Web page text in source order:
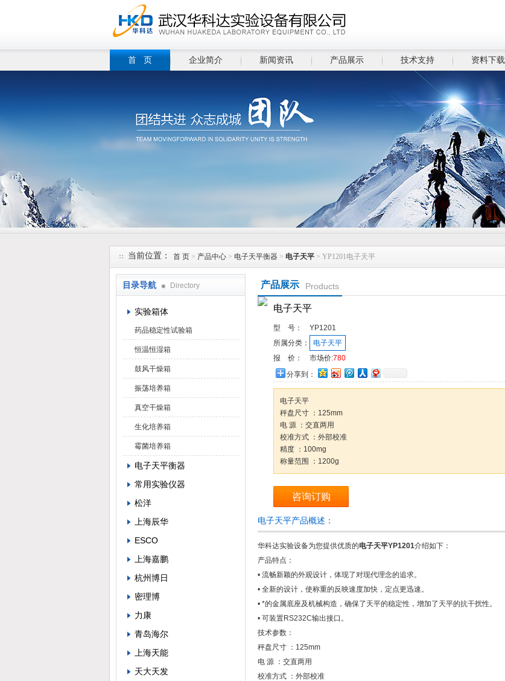
首 页 企业简介 新闻资讯 产品展示 技术支持 资料下载
当前位置： 首 页 > 产品中心 > 电子天平衡器 > 电子天平 > YP1201电子天平
目录导航 Directory
实验箱体
药品稳定性试验箱
恒温恒湿箱
鼓风干燥箱
振荡培养箱
真空干燥箱
生化培养箱
霉菌培养箱
电子天平衡器
常用实验仪器
松洋
上海辰华
ESCO
上海嘉鹏
杭州博日
密理博
力康
青岛海尔
上海天能
天大天发
产品展示 Products
电子天平
型 号：
YP1201
所属分类：
电子天平
报 价：
市场价:780
分享到：
电子天平
秤盘尺寸 ：125mm
电 源 ：交直两用
校准方式 ：外部校准
精度 ：100mg
称量范围 ：1200g
咨询订购
电子天平产品概述：
华科达实验设备为您提供优质的电子天平YP1201介绍如下：
产品特点：
• 流畅新颖的外观设计，体现了对现代理念的追求。
• 全新的设计，使称重的反映速度加快，定点更迅速。
• *的金属底座及机械构造，确保了天平的稳定性，增加了天平的抗干扰性。
• 可装置RS232C输出接口。
技术参数：
秤盘尺寸 ：125mm
电 源 ：交直两用
校准方式 ：外部校准